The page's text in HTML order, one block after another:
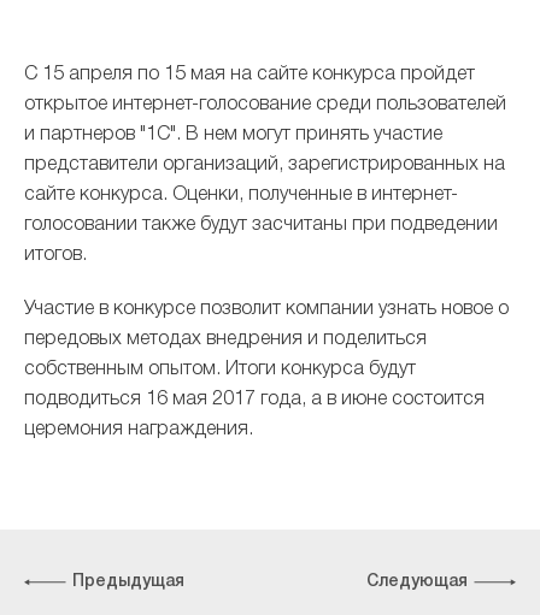
С 15 апреля по 15 мая на сайте конкурса пройдет
открытое интернет-голосование среди пользователей
и партнеров "1С". В нем могут принять участие
представители организаций, зарегистрированных на
сайте конкурса. Оценки, полученные в интернет-
голосовании также будут засчитаны при подведении
итогов.
Участие в конкурсе позволит компании узнать новое о
передовых методах внедрения и поделиться
собственным опытом. Итоги конкурса будут
подводиться 16 мая 2017 года, а в июне состоится
церемония награждения.
Предыдущая Следующая